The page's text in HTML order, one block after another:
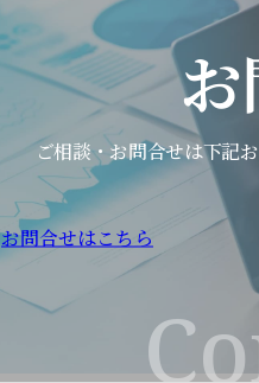
ご相談・お問合せは下記
お問合せはこちら